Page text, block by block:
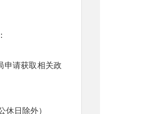
申请获取相关政
休日除外）